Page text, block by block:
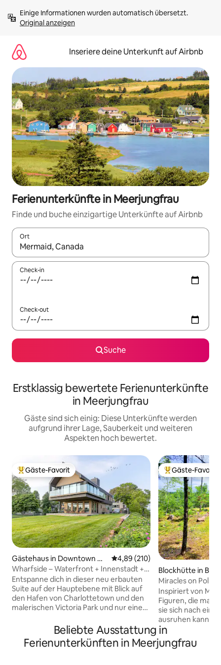
Inhalten
springenOriginal anzeigen
Inseriere deine Unterkunft auf Airbnb
Ferienunterkünfte in Meerjungfrau
Finde und buche einzigartige Unterkünfte auf Airbnb
Ort
Wenn Ergebnisse verfügbar sind, navigiere mit den
Check-in
Check-out
Suche
Erstklassig bewertete Ferienunterkünfte
in Meerjungfrau
Gäste sind sich einig: Diese Unterkünfte werden
aufgrund ihrer Lage, Sauberkeit und weiteren
Aspekten hoch bewertet.
Beliebter Gäste-Favorit.
Gäste-Favorit
Gästehaus in Downtown Ch
arlottetown
Durchschnittliche Bewertung:
4,89 (210)
Wharfside – Waterfront + Innenstadt +
Victoria Park
Entspanne dich in dieser neu erbauten
Suite auf der Hauptebene mit Blick auf
den Hafen von Charlottetown und den
malerischen Victoria Park und nur einen
Geschäften und Restaurants in der
Innenstadt entfernt. Moderne
Architektur vom Feinsten, bei diesem
Beliebter Gäste-
Gäste-Favorit
Blockhütte in
Miracles on Polly
Inspiriert von
Figuren, die man liebt. Ein Ort,
sie sich nach
ausruhen kann.
erinnern und sie
dem Weg
Beliebte Ausstattung in
Ferienunterkünften in Meerjungfrau